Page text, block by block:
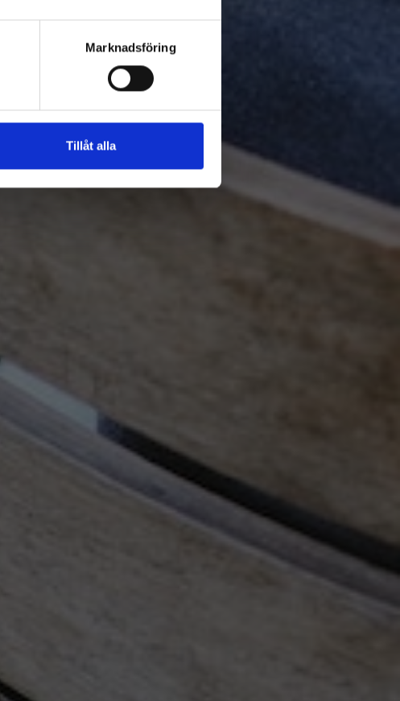
Marknadsföring
Tillåt alla